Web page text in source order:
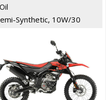
Synthetic, 10W/30